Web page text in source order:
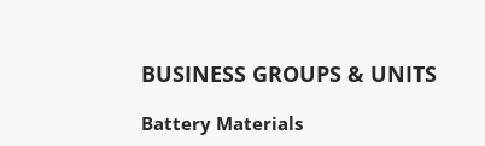
BUSINESS GROUPS & UNITS
Battery Materials